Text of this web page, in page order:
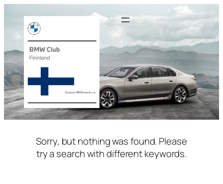
sisältöön
Sorry, but nothing was found. Please
try a search with different keywords.